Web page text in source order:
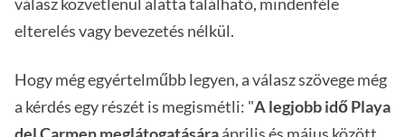
válasz közvetlenül alatta található, mindenféle
elterelés vagy bevezetés nélkül.
Hogy még egyértelműbb legyen, a válasz szövege még
a kérdés egy részét is megismétli: "A legjobb idő Playa